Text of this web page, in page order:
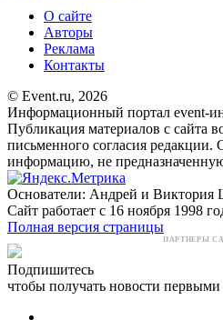
О сайте
Авторы
Реклама
Контакты
© Event.ru, 2026
Информационный портал event-
Публикация материалов с сайта
письменного согласия редакции.
информацию, не
Основатели: Андрей и
Сайт работает с 16 ноября 1998
Полная версия страницы
ПАРТНЕРЫ
Подпишитесь
чтобы получать новости первыми